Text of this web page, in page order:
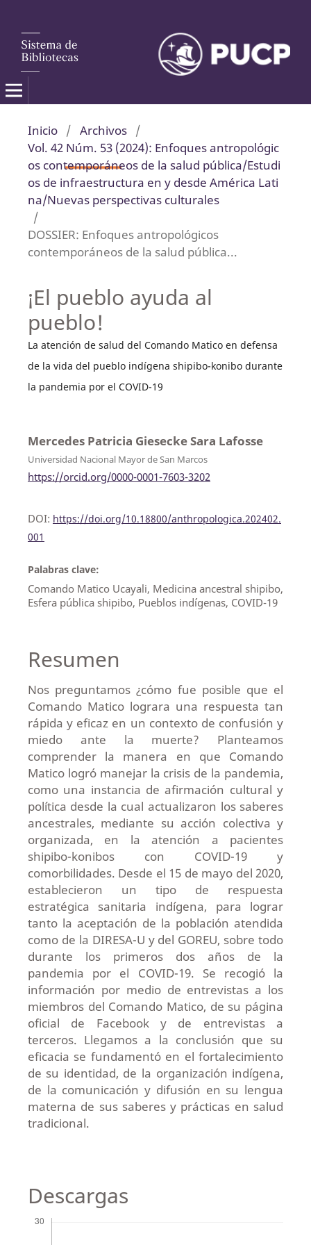
Inicio / Archivos /
Vol. 42 Núm. 53 (2024): Enfoques antropológic
os contemporáneos de la salud pública/Estudi
os de infraestructura en y desde América Lati
na/Nuevas perspectivas culturales
/
DOSSIER: Enfoques antropológicos
contemporáneos de la salud pública...
¡El pueblo ayuda al
pueblo!
La atención de salud del Comando Matico en defensa
de la vida del pueblo indígena shipibo-konibo durante
la pandemia por el COVID-19
Mercedes Patricia Giesecke Sara Lafosse
Universidad Nacional Mayor de San Marcos
https://orcid.org/0000-0001-7603-3202
DOI: https://doi.org/10.18800/anthropologica.202402.
001
Palabras clave:
Comando Matico Ucayali, Medicina ancestral shipibo,
Esfera pública shipibo, Pueblos indígenas, COVID-19
Resumen
Nos preguntamos ¿cómo fue posible que el
Comando Matico lograra una respuesta tan
rápida y eficaz en un contexto de confusión y
miedo ante la muerte? Planteamos
comprender la manera en que Comando
Matico logró manejar la crisis de la pandemia,
como una instancia de afirmación cultural y
política desde la cual actualizaron los saberes
ancestrales, mediante su acción colectiva y
organizada, en la atención a pacientes
shipibo-konibos con COVID-19 y
comorbilidades. Desde el 15 de mayo del 2020,
establecieron un tipo de respuesta
estratégica sanitaria indígena, para lograr
tanto la aceptación de la población atendida
como de la DIRESA-U y del GOREU, sobre todo
durante los primeros dos años de la
pandemia por el COVID-19. Se recogió la
información por medio de entrevistas a los
miembros del Comando Matico, de su página
oficial de Facebook y de entrevistas a
terceros. Llegamos a la conclusión que su
eficacia se fundamentó en el fortalecimiento
de su identidad, de la organización indígena,
de la comunicación y difusión en su lengua
materna de sus saberes y prácticas en salud
tradicional.
Descargas